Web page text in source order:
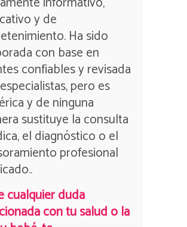
y de
Ha sido
con base en
confiables y revisada
pero es
y de ninguna
sustituye la consulta
el diagnóstico o el
profesional
cualquier duda
con tu salud o la